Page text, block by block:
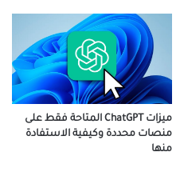
ميزات ChatGPT المتاحة فقط على
منصات محددة وكيفية الاستفادة
منها